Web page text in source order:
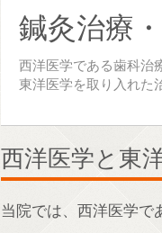
鍼灸治療
西洋医学である歯科治
東洋医学を取り入れた
西洋医学と東
当院では、西洋医学で